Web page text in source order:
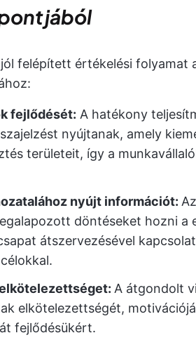
felépített értékelési folyamat
fejlődését: A hatékony
nyújtanak, amely
területeit, így a
nyújt információt:
döntéseket hozni a
átszervezésével
A átgondolt
elkötelezettségét,
fejlődésükért.